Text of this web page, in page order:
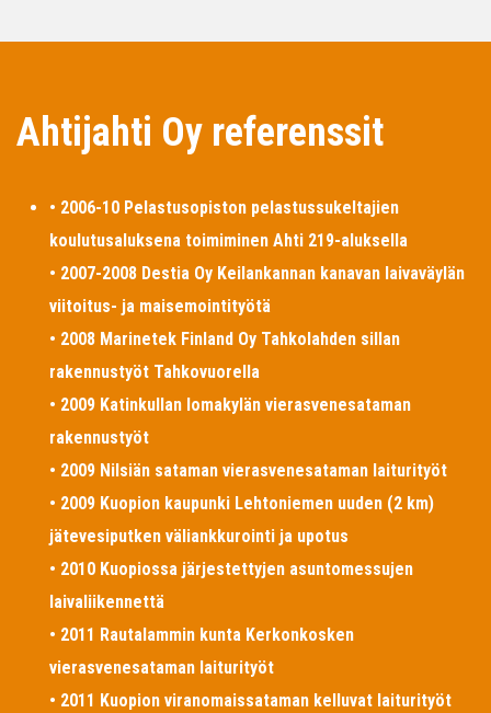
Ahtijahti Oy referenssit
• 2006-10 Pelastusopiston pelastussukeltajien
koulutusaluksena toimiminen Ahti 219-aluksella
• 2007-2008 Destia Oy Keilankannan kanavan laivaväylän
viitoitus- ja maisemointityötä
• 2008 Marinetek Finland Oy Tahkolahden sillan
rakennustyöt Tahkovuorella
• 2009 Katinkullan lomakylän vierasvenesataman
rakennustyöt
• 2009 Nilsiän sataman vierasvenesataman laiturityöt
• 2009 Kuopion kaupunki Lehtoniemen uuden (2 km)
jätevesiputken väliankkurointi ja upotus
• 2010 Kuopiossa järjestettyjen asuntomessujen
laivaliikennettä
• 2011 Rautalammin kunta Kerkonkosken
vierasvenesataman laiturityöt
• 2011 Kuopion viranomaissataman kelluvat laiturityöt